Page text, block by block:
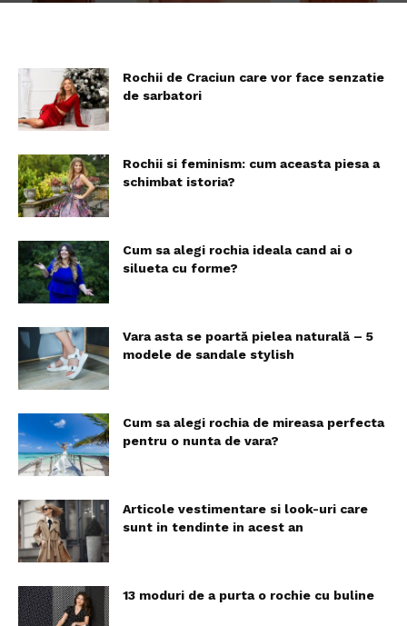
Rochii de Craciun care vor face senzatie
de sarbatori
Rochii si feminism: cum aceasta piesa a
schimbat istoria?
Cum sa alegi rochia ideala cand ai o
silueta cu forme?
Vara asta se poartă pielea naturală – 5
modele de sandale stylish
Cum sa alegi rochia de mireasa perfecta
pentru o nunta de vara?
Articole vestimentare si look-uri care
sunt in tendinte in acest an
13 moduri de a purta o rochie cu buline